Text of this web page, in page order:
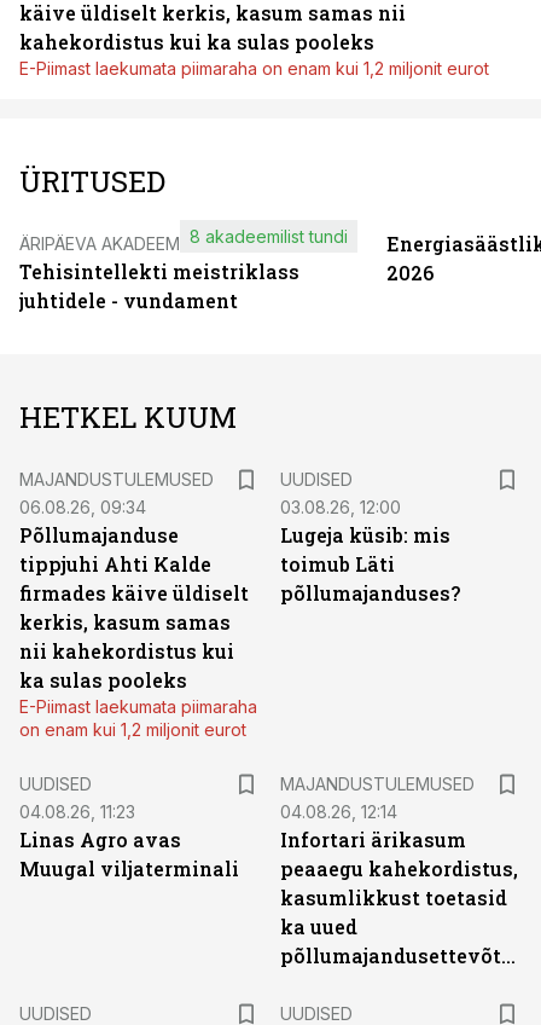
käive üldiselt kerkis, kasum samas nii
kahekordistus kui ka sulas pooleks
E-Piimast laekumata piimaraha on enam kui 1,2 miljonit eurot
ÜRITUSED
ÄRIPÄEVA AKADEEMIA
Tehisintellekti meistriklass
juhtidele - vundament
8 akadeemilist tundi
2026
HETKEL KUUM
MAJANDUSTULEMUSED
06.08.26, 09:34
Põllumajanduse
tippjuhi Ahti Kalde
firmades käive üldiselt
kerkis, kasum samas
nii kahekordistus kui
ka sulas pooleks
E-Piimast laekumata piimaraha
on enam kui 1,2 miljonit eurot
UUDISED
03.08.26, 12:00
Lugeja küsib: mis
toimub Läti
põllumajanduses?
UUDISED
04.08.26, 11:23
Linas Agro avas
Muugal viljaterminali
MAJANDUSTULEMUSED
04.08.26, 12:14
Infortari ärikasum
peaaegu kahekordistus,
kasumlikkust toetasid
ka uued
põllumajandusettevõtted
UUDISED
UUDISED